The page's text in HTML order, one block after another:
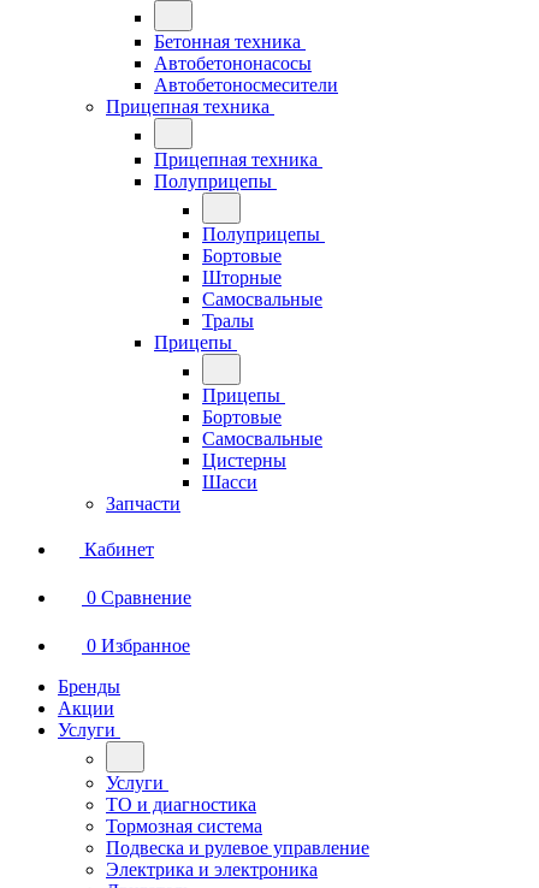
Бетонная техника
Автобетононасосы
Автобетоносмесители
Прицепная техника
Прицепная техника
Полуприцепы
Полуприцепы
Бортовые
Шторные
Самосвальные
Тралы
Прицепы
Прицепы
Бортовые
Самосвальные
Цистерны
Шасси
Запчасти
Кабинет
0 Сравнение
0 Избранное
Бренды
Акции
Услуги
Услуги
ТО и диагностика
Тормозная система
Подвеска и рулевое управление
Электрика и электроника